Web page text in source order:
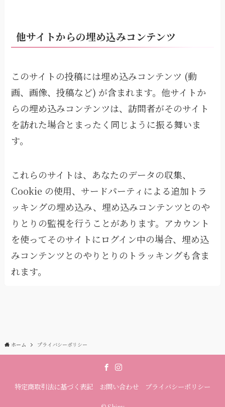
他サイトからの埋め込みコンテンツ
このサイトの投稿には埋め込みコンテンツ (動
画、画像、投稿など) が含まれます。他サイトか
らの埋め込みコンテンツは、訪問者がそのサイト
を訪れた場合とまったく同じように振る舞いま
す。
これらのサイトは、あなたのデータの収集、
Cookie の使用、サードパーティによる追加トラ
ッキングの埋め込み、埋め込みコンテンツとのや
りとりの監視を行うことがあります。アカウント
を使ってそのサイトにログイン中の場合、埋め込
みコンテンツとのやりとりのトラッキングも含ま
れます。
ホーム プライバシーポリシー
特定商取引法に基づく表記 お問い合わせ プライバシーポリシー